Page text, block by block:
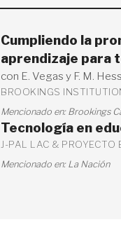
Cumpliendo la
aprendizaje para
con E. Vegas y F. M. Hess
BROOKINGS
Mencionado en: Brookings
Tecnología en
J-PAL LAC &
Mencionado en: La Nación